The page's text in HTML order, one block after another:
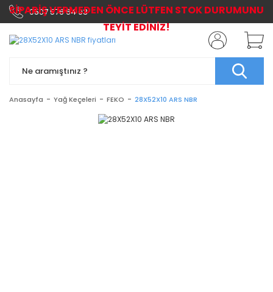
0507 576 64 03
Anasayfa Yağ Keçeleri FEKO 28X52X10 ARS NBR
SİPARİŞ VERMEDEN ÖNCE LÜTFEN STOK DURUMUNU
TEYİT EDİNİZ!